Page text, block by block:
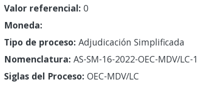
Valor referencial: 0
Moneda:
Tipo de proceso: Adjudicación Simplificada
Nomenclatura: AS-SM-16-2022-OEC-MDV/LC-1
Siglas del Proceso: OEC-MDV/LC